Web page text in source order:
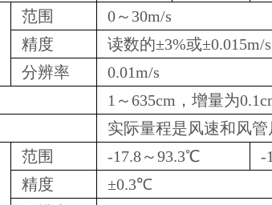
范围
0～30m/s
精度
读数的±3%或±0.015m/
分辨率
0.01m/s
1～635cm，增量为
实际量程是风速和风
范围 -17.8～93.3℃
-
精度
±0.3℃